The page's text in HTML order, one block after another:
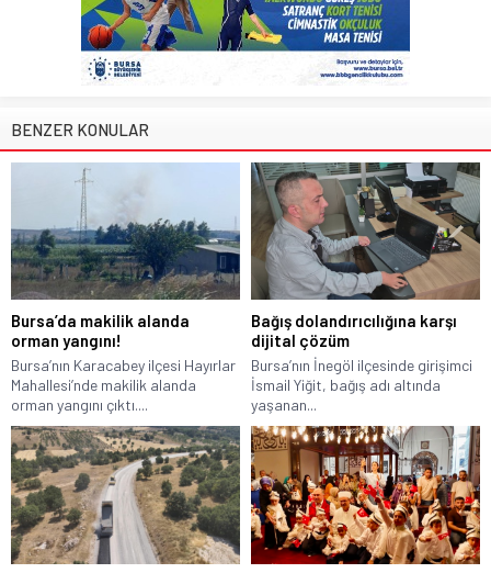
BENZER KONULAR
Bursa’da makilik alanda
orman yangını!
Bursa’nın Karacabey ilçesi Hayırlar
Mahallesi’nde makilik alanda
orman yangını çıktı....
Bağış dolandırıcılığına karşı
dijital çözüm
Bursa’nın İnegöl ilçesinde girişimci
İsmail Yiğit, bağış adı altında
yaşanan...